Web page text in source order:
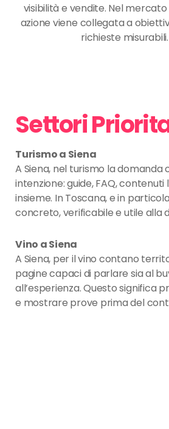
visibilità e vendite. Nel mercato
azione viene collegata a
richieste misurabili.
Settori
Turismo a Siena
A Siena, nel turismo la
intenzione: guide, FAQ,
insieme. In Toscana, e in
concreto, verificabile e utile alla
Vino a Siena
A Siena, per il vino contano
pagine capaci di parlare sia al
all’esperienza. Questo significa
e mostrare prove prima del